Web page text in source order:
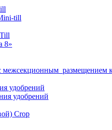
till
8»
размещением
удобрений
удобрений
Crop